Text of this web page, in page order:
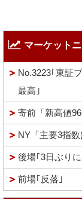
マーケット
No.3223｢東証
最高｣
寄前「新高値
NY「主要3指数
後場｢3日ぶり
前場｢反落｣